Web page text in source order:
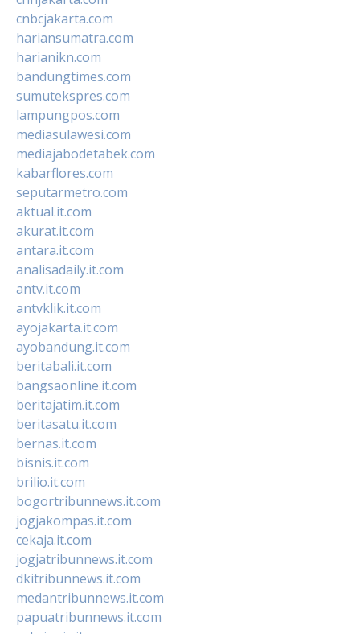
cnbcjakarta.com
hariansumatra.com
harianikn.com
bandungtimes.com
sumutekspres.com
lampungpos.com
mediasulawesi.com
mediajabodetabek.com
kabarflores.com
seputarmetro.com
aktual.it.com
akurat.it.com
antara.it.com
analisadaily.it.com
antv.it.com
antvklik.it.com
ayojakarta.it.com
ayobandung.it.com
beritabali.it.com
bangsaonline.it.com
beritajatim.it.com
beritasatu.it.com
bernas.it.com
bisnis.it.com
brilio.it.com
bogortribunnews.it.com
jogjakompas.it.com
cekaja.it.com
jogjatribunnews.it.com
dkitribunnews.it.com
medantribunnews.it.com
papuatribunnews.it.com